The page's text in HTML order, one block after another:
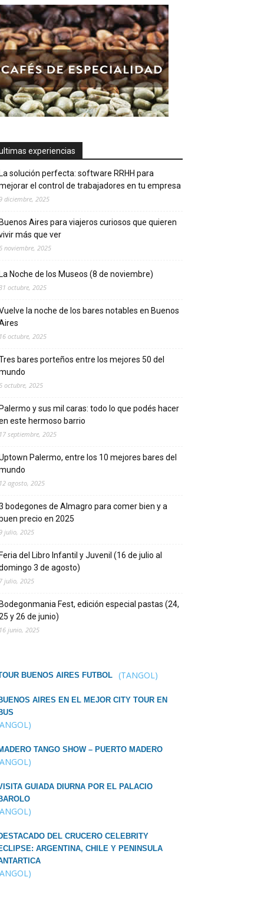
experiencias
solución perfecta: software RRHH para
el control de trabajadores en tu empresa
diciembre, 2025
Aires para viajeros curiosos que quieren
más que ver
noviembre, 2025
Noche de los Museos (8 de noviembre)
octubre, 2025
la noche de los bares notables en Buenos
octubre, 2025
bares porteños entre los mejores 50 del
octubre, 2025
y sus mil caras: todo lo que podés hacer
este hermoso barrio
septiembre, 2025
Palermo, entre los 10 mejores bares del
agosto, 2025
bodegones de Almagro para comer bien y a
precio en 2025
julio, 2025
del Libro Infantil y Juvenil (16 de julio al
3 de agosto)
julio, 2025
Fest, edición especial pastas (24,
y 26 de junio)
junio, 2025
BUENOS AIRES FUTBOL (TANGOL)
AIRES EN EL MEJOR CITY TOUR EN
TANGO SHOW – PUERTO MADERO
GUIADA DIURNA POR EL PALACIO
DEL CRUCERO CELEBRITY
ARGENTINA, CHILE Y PENINSULA